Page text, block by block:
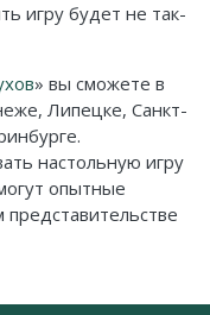
игру будет не так-
» вы сможете в
Липецке, Санкт-
настольную игру
опытные